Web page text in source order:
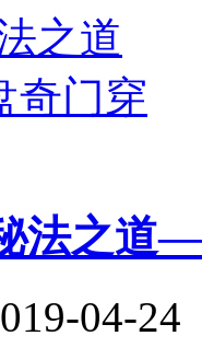
法之道
04-24